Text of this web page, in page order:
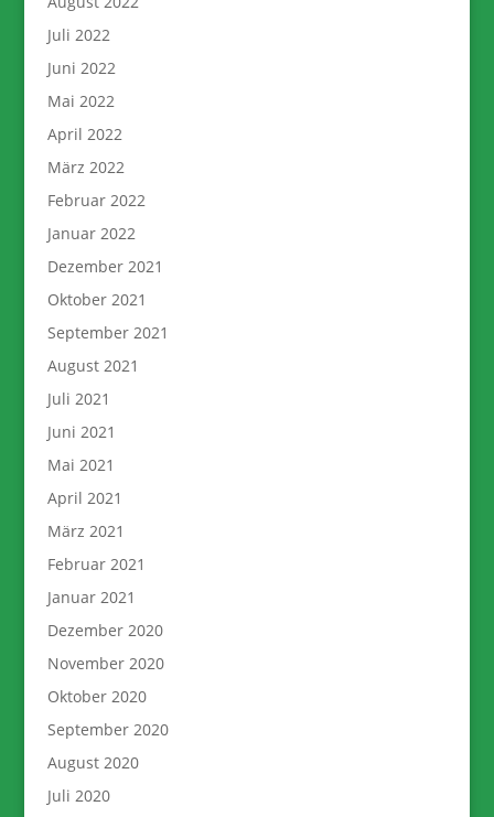
Juli 2022
Juni 2022
Mai 2022
April 2022
März 2022
Februar 2022
Januar 2022
Dezember 2021
Oktober 2021
September 2021
August 2021
Juli 2021
Juni 2021
Mai 2021
April 2021
März 2021
Februar 2021
Januar 2021
Dezember 2020
November 2020
Oktober 2020
September 2020
August 2020
Juli 2020